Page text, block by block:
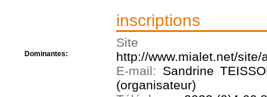
Dominantes:
inscriptions
Site
http://www.mialet.net/
E-mail: Sandrine
(organisateur)